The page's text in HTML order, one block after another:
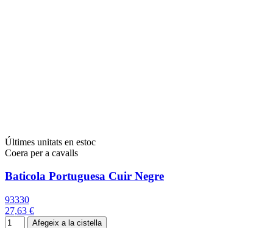
Últimes unitats en estoc
Coera per a cavalls
Baticola Portuguesa Cuir Negre
93330
27,63 €
Afegeix a la cistella